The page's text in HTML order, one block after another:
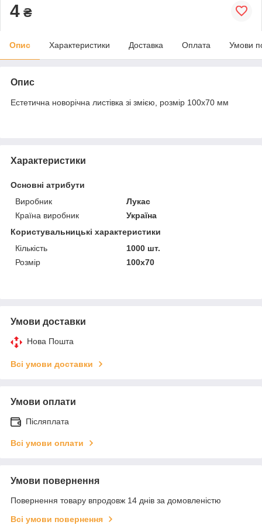
4 ₴
Опис Характеристики Доставка Оплата Умови
Опис
Естетична новорічна листівка зі змією, розмір 100х70 мм
Характеристики
Основні атрибути
Виробник
Лукас
Країна виробник
Україна
Користувальницькі характеристики
Кількість
1000 шт.
Розмір
100х70
Умови доставки
Нова Пошта
Всі умови доставки
Умови оплати
Післяплата
Всі умови оплати
Умови повернення
Повернення товару впродовж 14 днів за домовленістю
Всі умови повернення